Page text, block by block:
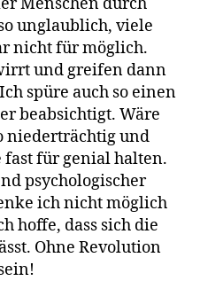
unglaublich, viele
nicht für möglich.
und greifen dann
spüre auch so einen
beabsichtigt. Wäre
niederträchtig und
für genial halten.
psychologischer
ich nicht möglich
hoffe, dass sich die
Ohne Revolution